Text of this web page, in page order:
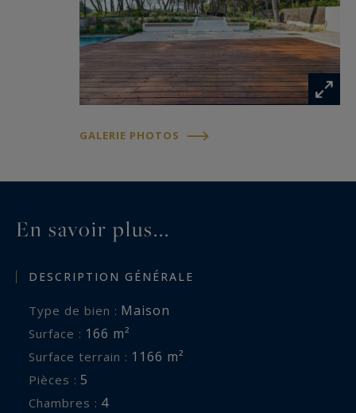
Cette propriété d’exception séduit par la qualité
de ses finitions, son état irréprochable et son
emplacement recherché. Une opportunité rare
sur le marché pour les amateurs de biens haut
de gamme.
Pour toute information complémentaire ou pour
GALERIE PHOTOS
En savoir plus...
DESCRIPTION GÉNÉRALE
Type de bien : Maison
Surface : 166 m²
Surface terrain : 1166 m²
Pièces : 5
Chambres : 4